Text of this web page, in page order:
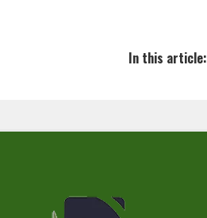
In this article: